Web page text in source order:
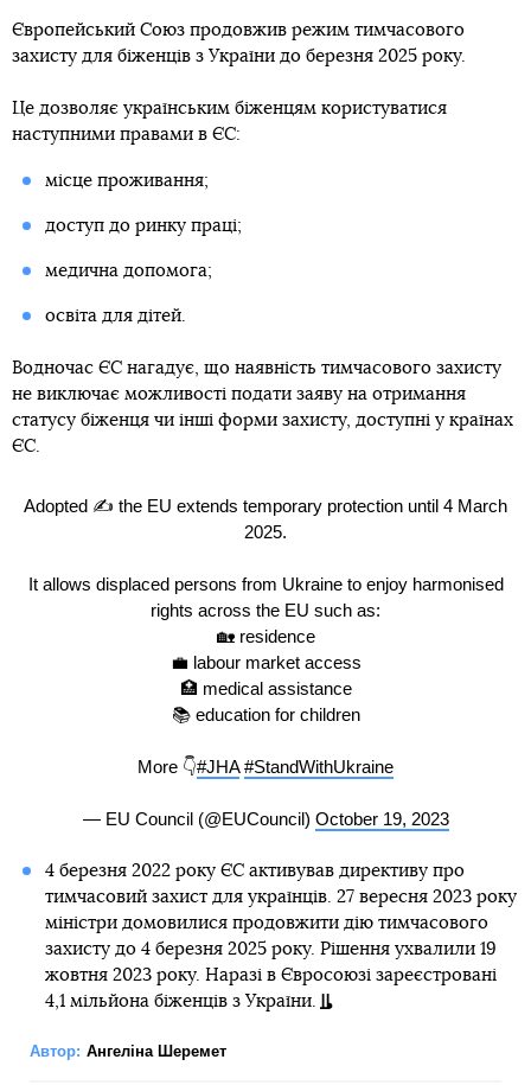
Європейський Союз продовжив режим тимчасового
захисту для біженців з України до березня 2025 року.
Це дозволяє українським біженцям користуватися
наступними правами в ЄС:
місце проживання;
доступ до ринку праці;
медична допомога;
освіта для дітей.
Водночас ЄС нагадує, що наявність тимчасового захисту
не виключає можливості подати заяву на отримання
статусу біженця чи інші форми захисту, доступні у країнах
ЄС.
Adopted ✍️ the EU extends temporary protection until 4 March
2025.
It allows displaced persons from Ukraine to enjoy harmonised
rights across the EU such as:
🏡 residence
💼 labour market access
🏥 medical assistance
📚 education for children
More 👇#JHA #StandWithUkraine
— EU Council (@EUCouncil) October 19, 2023
4 березня 2022 року ЄС активував директиву про
тимчасовий захист для українців. 27 вересня 2023 року
міністри домовилися продовжити дію тимчасового
захисту до 4 березня 2025 року. Рішення ухвалили 19
жовтня 2023 року. Наразі в Євросоюзі зареєстровані
4,1 мільйона біженців з України.
Автор: Ангеліна Шеремет